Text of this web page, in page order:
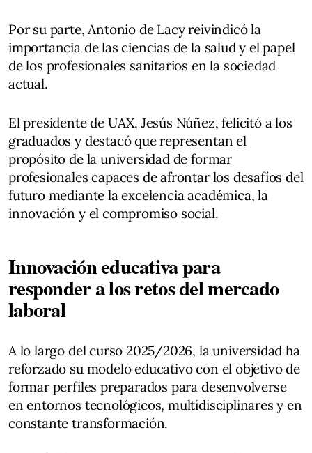
Por su parte, Antonio de Lacy reivindicó la
importancia de las ciencias de la salud y el papel
de los profesionales sanitarios en la sociedad
actual.
El presidente de UAX, Jesús Núñez, felicitó a los
graduados y destacó que representan el
propósito de la universidad de formar
profesionales capaces de afrontar los desafíos del
futuro mediante la excelencia académica, la
innovación y el compromiso social.
Innovación educativa para
responder a los retos del mercado
laboral
A lo largo del curso 2025/2026, la universidad ha
reforzado su modelo educativo con el objetivo de
formar perfiles preparados para desenvolverse
en entornos tecnológicos, multidisciplinares y en
constante transformación.